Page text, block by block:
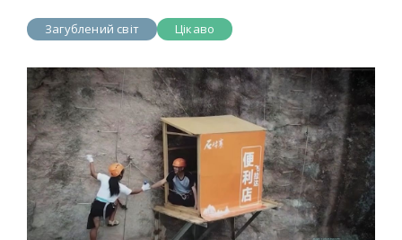
Загублений світ Цікаво